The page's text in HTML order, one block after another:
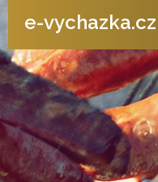
e-vychazka.cz